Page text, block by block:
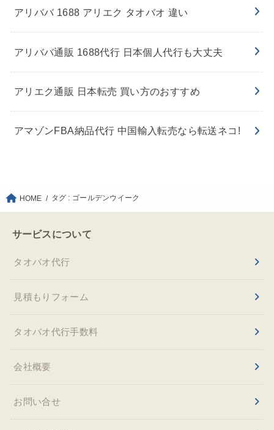
アリババ 1688 アリエク タオバオ 違い
アリババ通販 1688代行 日本個人代行も大丈夫
アリエク通販 日本転売 買い方のおすすめ
アマゾンFBA納品代行 中国輸入転売なら転送ネコ!
HOME タグ : ゴールデンウイーク
サービスについて
タオバオ代行
見積もりフォーム
タオバオ代行手数料
会社概要
お問い合せ